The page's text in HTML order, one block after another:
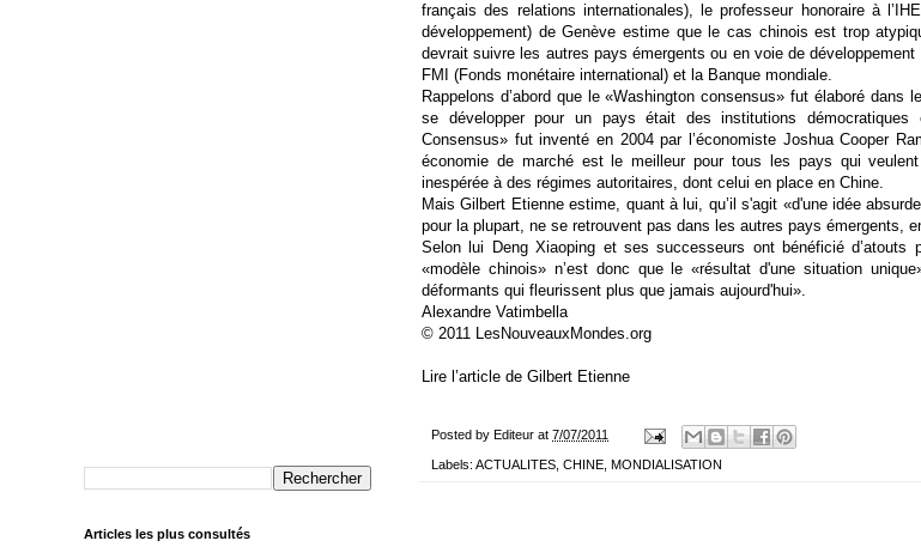
français des relations internationales), le professeur honoraire à
développement) de Genève estime que le cas chinois est trop
devrait suivre les autres pays émergents ou en voie de
FMI (Fonds monétaire international) et la Banque mondiale.
Rappelons d’abord que le «Washington consensus» fut élaboré
se développer pour un pays était des institutions
Consensus» fut inventé en 2004 par l’économiste Joshua Cooper
économie de marché est le meilleur pour tous les pays qui
inespérée à des régimes autoritaires, dont celui en place en Chine.
Mais Gilbert Etienne estime, quant à lui, qu’il s'agit «d'une idée
pour la plupart, ne se retrouvent pas dans les autres pays émergents,
Selon lui Deng Xiaoping et ses successeurs ont bénéficié
«modèle chinois» n’est donc que le «résultat d'une situation
déformants qui fleurissent plus que jamais aujourd'hui».
Alexandre Vatimbella
© 2011 LesNouveauxMondes.org
Lire l’article de Gilbert Etienne
Posted by Editeur at 7/07/2011
Labels: ACTUALITES CHINE MONDIALISATION
Articles les plus consultés